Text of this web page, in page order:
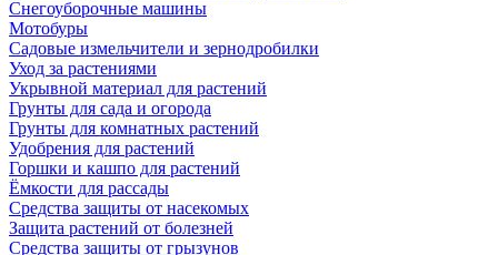
Снегоуборочные машины
Мотобуры
Садовые измельчители и зернодробилки
Уход за растениями
Укрывной материал для растений
Грунты для сада и огорода
Грунты для комнатных растений
Удобрения для растений
Горшки и кашпо для растений
Ёмкости для рассады
Средства защиты от насекомых
Защита растений от болезней
Средства защиты от грызунов